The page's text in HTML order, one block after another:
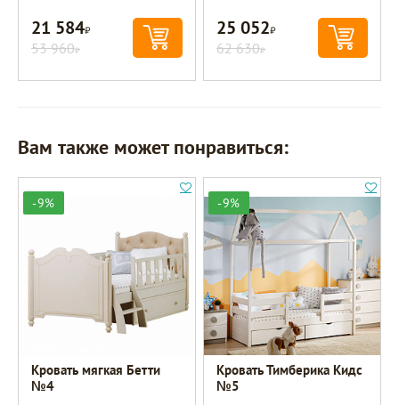
21 584Р
53 960Р
25 052Р
62 630Р
Вам также может понравиться:
-9%
Кровать мягкая Бетти
№4
-9%
Кровать Тимберика Кидс
№5